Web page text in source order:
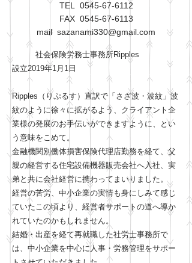
TEL 0545-67-6112
FAX 0545-67-6113
mail sazanami330@gmail.com
社会保険労務士事務所Ripples
設立2019年1月1日
Ripples（りぷるす）直訳で「さざ波・波紋」波
紋のように徐々に拡がるよう、クライアント企
業様の発展のお手伝いができますように、とい
う意味をこめて。
金融機関別働体損害保険代理店勤務を経て、父
親の経営する住宅設備機器販売会社へ入社、実
弟と共に会社経営に携わってまいりました。
経営の苦労、中小企業の実情も身にしみて感じ
ていたこの頃より、経営者サポートの道へ導か
れていたのかもしれません。
結婚・出産を経て再就職した社労士事務所で
は、中小企業を中心に人事・労務管理をサポー